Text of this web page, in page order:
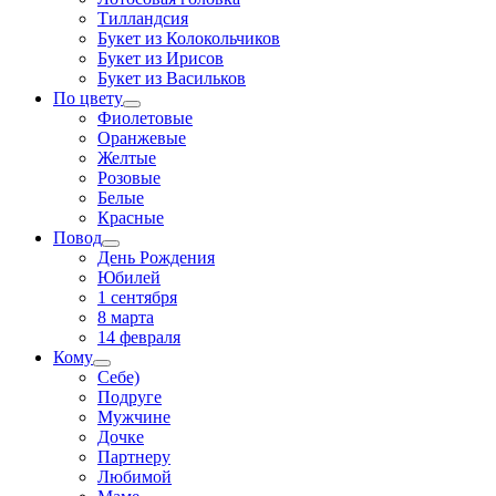
Тилландсия
Букет из Колокольчиков
Букет из Ирисов
Букет из Васильков
По цвету
Фиолетовые
Оранжевые
Желтые
Розовые
Белые
Красные
Повод
День Рождения
Юбилей
1 сентября
8 марта
14 февраля
Кому
Себе)
Подруге
Мужчине
Дочке
Партнеру
Любимой